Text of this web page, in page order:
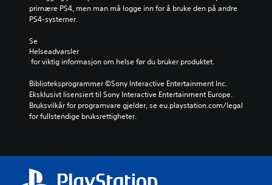
primære PS4, men man må logge inn for å bruke den på andre
PS4-systemer.
Se
Helseadvarsler
for viktig informasjon om helse før du bruker produktet.
Biblioteksprogrammer ©Sony Interactive Entertainment Inc.
Eksklusivt lisensiert til Sony Interactive Entertainment Europe.
Bruksvilkår for programvare gjelder, se eu.playstation.com/legal
for fullstendige bruksrettigheter.